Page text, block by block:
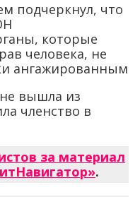
подчеркнул, что
которые
человека, не
ангажированным
вышла из
членство в
за материал
.